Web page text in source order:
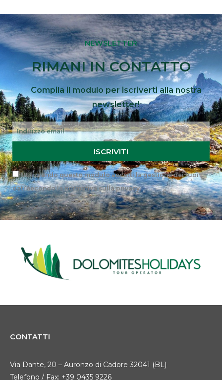
NEWSLETTER
RIMANI IN CONTATTO
Compila il modulo per iscriverti alla nostra
newsletter!
Email
Privacy
Utilizzando questo modulo accetti la gestione dei tuoi
dati secondo lanormativa sulla privacy.
ISCRIVITI
CONTATTI
Via Dante, 20 – Auronzo di Cadore 32041 (BL)
Telefono / Fax: +39 0435 9226